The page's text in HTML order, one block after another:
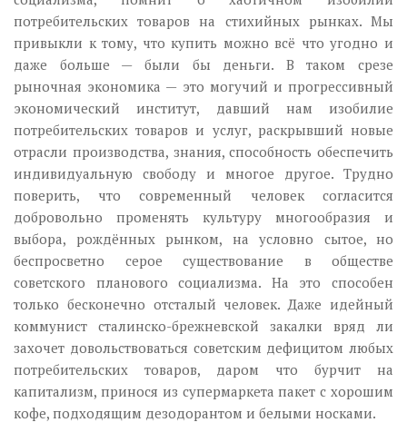
потребительских товаров на стихийных рынках. Мы
привыкли к тому, что купить можно всё что угодно и
даже больше — были бы деньги. В таком срезе
рыночная экономика — это могучий и прогрессивный
экономический институт, давший нам изобилие
потребительских товаров и услуг, раскрывший новые
отрасли производства, знания, способность обеспечить
индивидуальную свободу и многое другое. Трудно
поверить, что современный человек согласится
добровольно променять культуру многообразия и
выбора, рождённых рынком, на условно сытое, но
беспросветно серое существование в обществе
советского планового социализма. На это способен
только бесконечно отсталый человек. Даже идейный
коммунист сталинско-брежневской закалки вряд ли
захочет довольствоваться советским дефицитом любых
потребительских товаров, даром что бурчит на
капитализм, принося из супермаркета пакет с хорошим
кофе, подходящим дезодорантом и белыми носками.